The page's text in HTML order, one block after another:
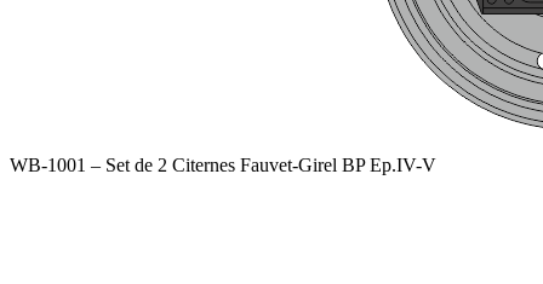
WB-1001 – Set de 2 Citernes Fauvet-Girel BP Ep.IV-V